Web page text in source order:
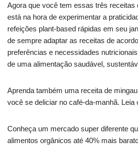
Agora que você tem essas três receitas
está na hora de experimentar a
refeições plant-based rápidas em seu
de sempre adaptar as receitas de
preferências e necessidades
de uma alimentação saudável,
Aprenda também uma receita de
você se deliciar no café-da-manhã. Leia
Conheça um mercado super diferente
alimentos orgânicos até 40% mais